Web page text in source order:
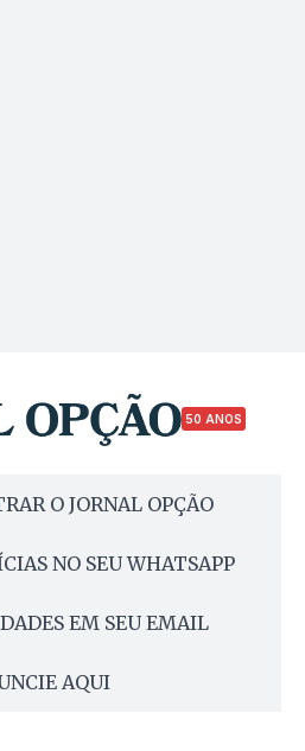
50 ANOS
O JORNAL OPÇÃO
NO SEU WHATSAPP
EM SEU EMAIL
AQUI